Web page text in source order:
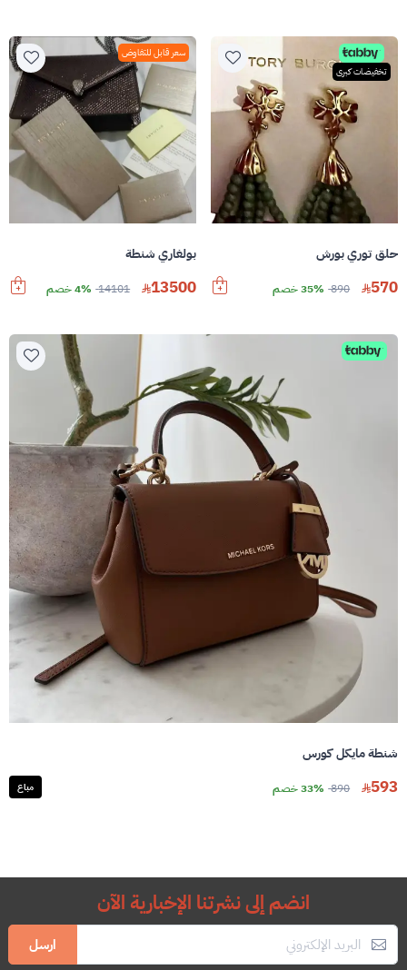
تخفيضات كبرى
حلق توري بورش
570
890 35% خصم
سعر قابل للتفاوض
بولغاري شنطة
13500
14101 4% خصم
شنطة مايكل كورس
593
890 33% خصم مباع
انضم إلى نشرتنا الإخبارية الآن
ارسل